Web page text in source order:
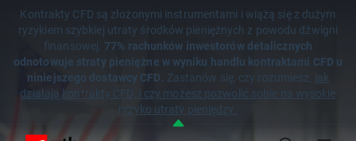
Kontrakty CFD są złożonymi instrumentami i wiążą się z dużym
ryzykiem szybkiej utraty środków pieniężnych z powodu dźwigni
finansowej. 77% rachunków inwestorów detalicznych
odnotowuje straty pieniężne w wyniku handlu kontraktami CFD u
niniejszego dostawcy CFD. Zastanów się, czy rozumiesz, jak
działają kontrakty CFD, i czy możesz pozwolić sobie na wysokie
ryzyko utraty pieniędzy.